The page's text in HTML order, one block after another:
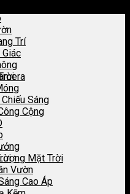
Trí
Sáng
Cộng
Mặt Trời
Vườn
Cao Áp